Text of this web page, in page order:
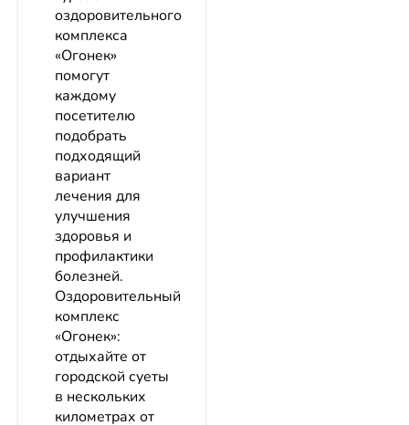
оздоровительного
комплекса
«Огонек»
помогут
каждому
посетителю
подобрать
подходящий
вариант
лечения для
улучшения
здоровья и
профилактики
болезней.
Оздоровительный
комплекс
«Огонек»:
отдыхайте от
городской суеты
в нескольких
километрах от